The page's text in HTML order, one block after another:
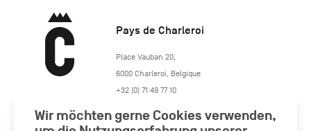
Pays de Charleroi
https://www.paysdecharleroi.be/
Place Vauban 20,
6000 Charleroi Belgique
+32 (0) 71 49 77 10
Wir möchten gerne Cookies verwenden,